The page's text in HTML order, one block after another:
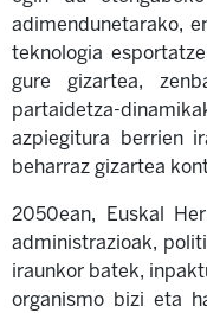
adimendunetarako,
teknologia
gure gizartea,
partaidetza-
azpiegitura berrien
beharraz gizartea
2050ean, Euskal
administrazioak,
iraunkor batek,
organismo bizi eta